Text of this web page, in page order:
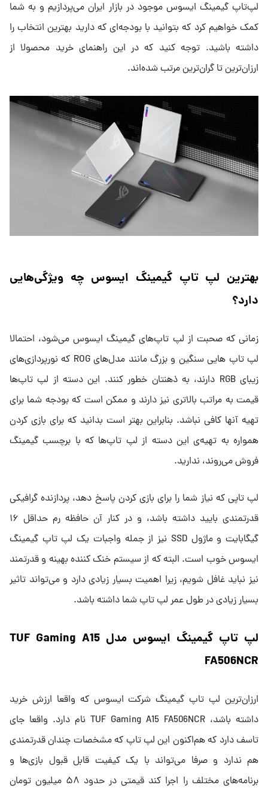
لپ‌تاپ گیمینگ ایسوس موجود در بازار ایران می‌پردازیم و به شما
کمک خواهیم کرد که بتوانید با بودجه‌ای که دارید بهترین انتخاب را
داشته باشید. توجه کنید که در این راهنمای خرید محصولا از
ارزان‌ترین تا گران‌ترین مرتب شده‌اند.
بهترین لپ تاپ گیمینگ ایسوس چه ویژگی‌هایی
دارد؟
زمانی که صحبت از لپ تاپ‌های گیمینگ ایسوس می‌شود، احتمالا
لپ‌ تاپ هایی سنگین و بزرگ مانند مدل‌های ROG که نورپردازی‌های
زیبای RGB دارند، به ذهنتان خطور کنند. این دسته از لپ تاپ‌ها
قیمت به مراتب بالاتری نیز دارند و ممکن است که بودجه شما برای
تهیه آنها کافی نباشد. بنابراین بهتر است بدانید که برای بازی کردن
همواره به تهیه‌ی این دسته از لپ تاپ‌ها که با برچسب گیمینگ
فروش می‌روند، ندارید.
لپ تاپی که نیاز شما را برای بازی کردن پاسخ دهد، پردازنده گرافیکی
قدرتمندی بایید داشته باشد، و در کنار آن حافظه رم حداقل ۱۶
گیگابایت و ماژول SSD نیز از جمله واجبات یک لپ تاپ گیمینگ
ایسوس خوب است. البته که از سیستم خنک کننده بهینه و قدرتمند
نیز نباید غافل شویم، زیرا اهمیت بسیار زیادی دارد و می‌تواند تاثیر
بسیار زیادی در طول عمر لپ تاپ شما داشته باشد.
لپ تاپ گیمینگ ایسوس مدل TUF Gaming A15
FA506NCR
ارزان‌ترین لپ تاپ گیمینگ شرکت ایسوس که واقعا ارزش خرید
داشته باشد، TUF Gaming A15 FA506NCR نام دارد. واقعا جای
تاسف دارد که هم‌اکنون این لپ تاپ که مشخصات چندان قدرتمندی
هم ندارد و صرفا می‌تواند با یک کیفیت قابل قبول بازی‌ها و
برنامه‌های مختلف را اجرا کند قیمتی در حدود ۵۸ میلیون تومان